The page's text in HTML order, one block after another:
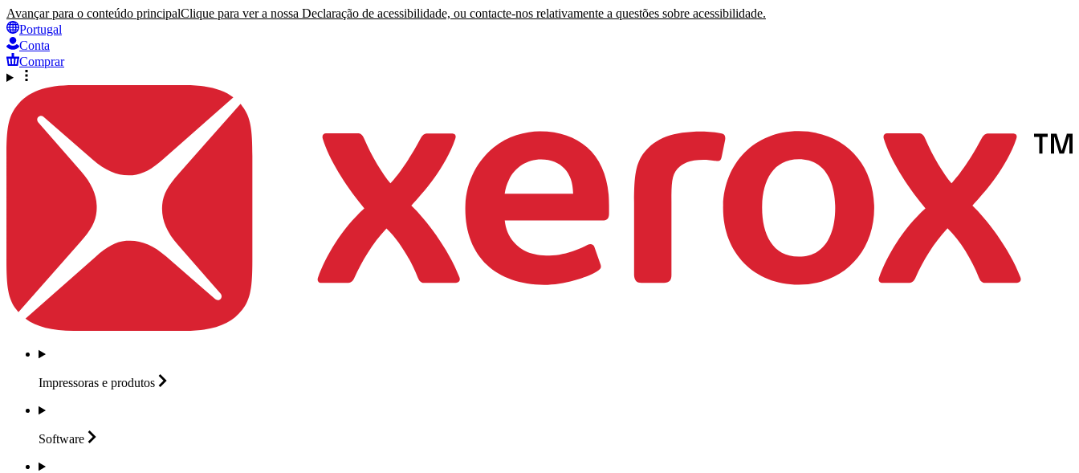
Avançar para o conteúdo principalClique para ver a nossa Declaração de acessibilidade, ou contacte-nos relativamente a questões sobre acessibilidade.
Portugal
Conta
Comprar
Impressoras e produtos
Software